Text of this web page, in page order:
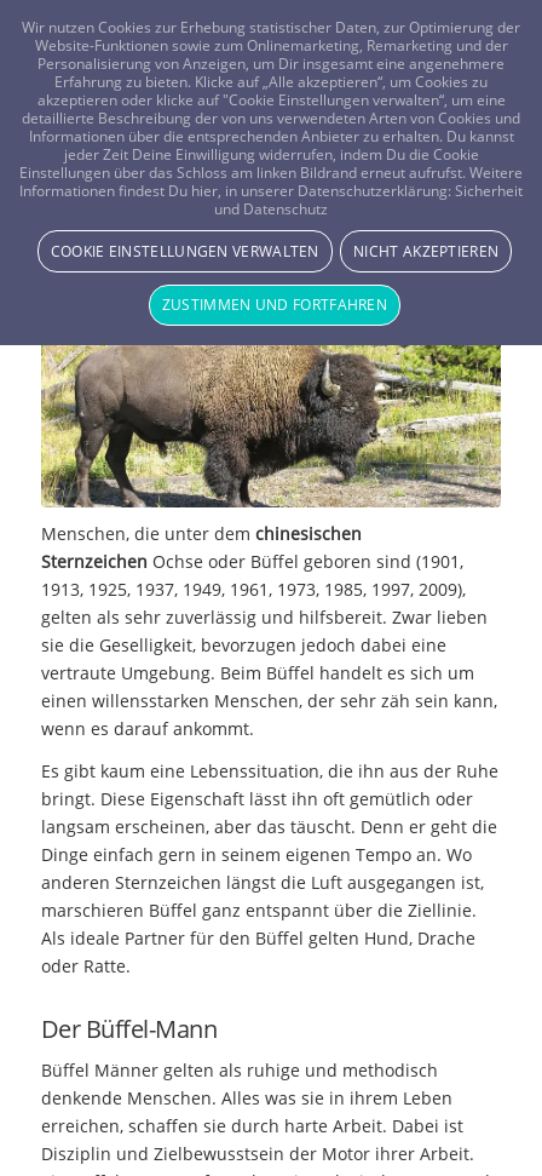
FRAGEN? KOSTENLOS ANRUFEN: 0800-8478266
Chinesisches Horoskop Ochse /
Büffel
STERNE & PLANETEN
Menschen, die unter dem chinesischen
Sternzeichen Ochse oder Büffel geboren sind (1901,
1913, 1925, 1937, 1949, 1961, 1973, 1985, 1997, 2009),
gelten als sehr zuverlässig und hilfsbereit. Zwar lieben
sie die Geselligkeit, bevorzugen jedoch dabei eine
vertraute Umgebung. Beim Büffel handelt es sich um
einen willensstarken Menschen, der sehr zäh sein kann,
wenn es darauf ankommt.
Es gibt kaum eine Lebenssituation, die ihn aus der Ruhe
bringt. Diese Eigenschaft lässt ihn oft gemütlich oder
langsam erscheinen, aber das täuscht. Denn er geht die
Dinge einfach gern in seinem eigenen Tempo an. Wo
anderen Sternzeichen längst die Luft ausgegangen ist,
marschieren Büffel ganz entspannt über die Ziellinie.
Als ideale Partner für den Büffel gelten Hund, Drache
oder Ratte.
Der Büffel-Mann
Büffel Männer gelten als ruhige und methodisch
denkende Menschen. Alles was sie in ihrem Leben
erreichen, schaffen sie durch harte Arbeit. Dabei ist
Disziplin und Zielbewusstsein der Motor ihrer Arbeit.
Wir nutzen Cookies zur Erhebung statistischer Daten, zur Optimierung der
Website-Funktionen sowie zum Onlinemarketing, Remarketing und der
Personalisierung von Anzeigen, um Dir insgesamt eine angenehmere
Erfahrung zu bieten. Klicke auf „Alle akzeptieren“, um Cookies zu
akzeptieren oder klicke auf "Cookie Einstellungen verwalten“, um eine
detaillierte Beschreibung der von uns verwendeten Arten von Cookies und
Informationen über die entsprechenden Anbieter zu erhalten. Du kannst
jeder Zeit Deine Einwilligung widerrufen, indem Du die Cookie
Einstellungen über das Schloss am linken Bildrand erneut aufrufst. Weitere
Informationen findest Du hier, in unserer Datenschutzerklärung: Sicherheit
und Datenschutz
COOKIE EINSTELLUNGEN VERWALTEN NICHT AKZEPTIEREN
ZUSTIMMEN UND FORTFAHREN